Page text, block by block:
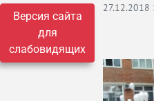
Версия сайта
для
слабовидящих
27.12.2018